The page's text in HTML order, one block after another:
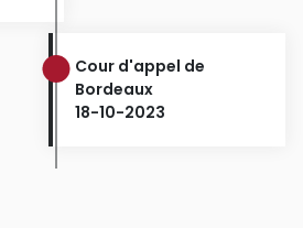
Cour d'appel de
Bordeaux
18-10-2023